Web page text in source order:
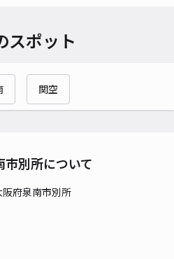
スポット
関空
市別所について
府泉南市別所